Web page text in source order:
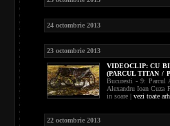
24 octombrie 2013
23 octombrie 2013
VIDEOCLIP: CU
(PARCUL TITAN /
Bucuresti - 9: Parcul
Alexandru Ioan Cuza
in soare | vezi toate
22 octombrie 2013